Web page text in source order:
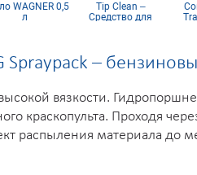
WAGNER 0,5
л
Tip Clean –
Средство для
Spraypack –
вязкости.
краскопульта. Проходя
распыления материала до